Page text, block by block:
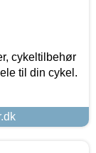
cykeltilbehør
til din cykel.